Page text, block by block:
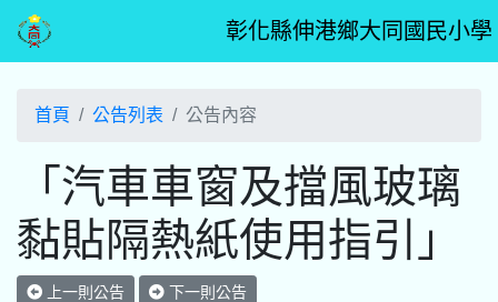
彰化縣伸港鄉大同國民小學
首頁 公告列表 公告內容
「汽車車窗及擋風玻璃
黏貼隔熱紙使用指引」
上一則公告 下一則公告